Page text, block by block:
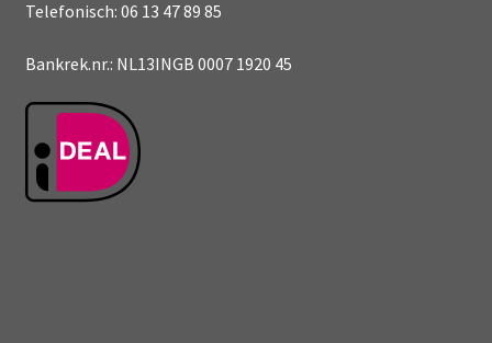
Telefonisch: 06 13 47 89 85
Bankrek.nr.: NL13INGB 0007 1920 45